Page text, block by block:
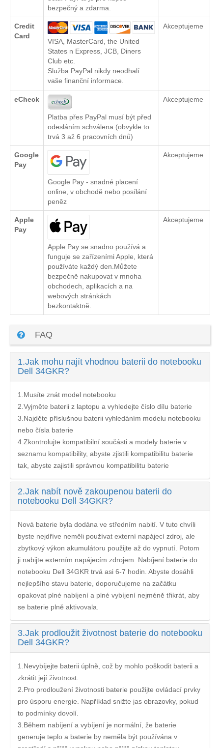
bezpečný a zdarma.
Credit
Card
VISA, MasterCard, the United
States n Express, JCB, Diners
Club etc.
Služba PayPal nikdy neodhalí
vaše finanční informace.
Akceptujeme
eCheck
Platba přes PayPal musí být před
odesláním schválena (obvykle to
trvá 3 až 6 pracovních dnů)
Akceptujeme
Google
Pay
Google Pay - snadné placení
online, v obchodě nebo posílání
peněz
Akceptujeme
Apple
Pay
Apple Pay se snadno používá a
funguje se zařízeními Apple, která
používáte každý den.Můžete
bezpečně nakupovat v mnoha
obchodech, aplikacích a na
webových stránkách
bezkontaktně.
Akceptujeme
FAQ
1.Jak mohu najít vhodnou baterii do notebooku
Dell 34GKR?
1.Musíte znát model notebooku
2.Vyjměte baterii z laptopu a vyhledejte číslo dílu baterie
3.Najděte příslušnou baterii vyhledáním modelu notebooku
nebo čísla baterie
4.Zkontrolujte kompatibilní součásti a modely baterie v
seznamu kompatibility, abyste zjistili kompatibilitu baterie
tak, abyste zajistili správnou kompatibilitu baterie
2.Jak nabít nově zakoupenou baterii do
notebooku Dell 34GKR?
Nová baterie byla dodána ve středním nabití. V tuto chvíli
byste nejdříve neměli používat externí napájecí zdroj, ale
zbytkový výkon akumulátoru použijte až do vypnutí. Potom
ji nabijte externím napájecím zdrojem. Nabíjení baterie do
notebooku Dell 34GKR trvá asi 6-7 hodin. Abyste dosáhli
nejlepšího stavu baterie, doporučujeme na začátku
opakovat plné nabíjení a plné vybíjení nejméně třikrát, aby
se baterie plně aktivovala.
3.Jak prodloužit životnost baterie do notebooku
Dell 34GKR?
1.Nevybíjejte baterii úplně, což by mohlo poškodit baterii a
zkrátit její životnost.
2.Pro prodloužení životnosti baterie použijte ovládací prvky
pro úsporu energie. Například snižte jas obrazovky, pokud
to podmínky dovolí.
3.Během nabíjení a vybíjení je normální, že baterie
generuje teplo a baterie by neměla být používána v